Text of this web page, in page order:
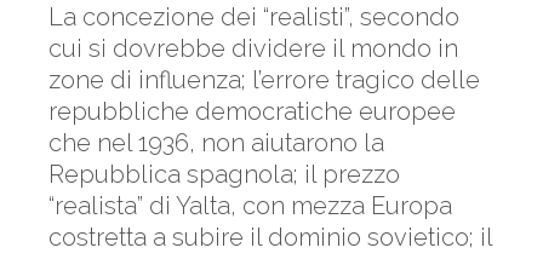
La concezione dei “realisti”, secondo
cui si dovrebbe dividere il mondo in
zone di influenza; l’errore tragico delle
repubbliche democratiche europee
che nel 1936, non aiutarono la
Repubblica spagnola; il prezzo
“realista” di Yalta, con mezza Europa
costretta a subire il dominio sovietico; il